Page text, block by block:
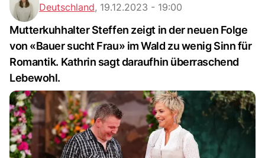
Deutschland, 19.12.2023 - 19:00
Mutterkuhhalter Steffen zeigt in der neuen Folge
von «Bauer sucht Frau» im Wald zu wenig Sinn für
Romantik. Kathrin sagt daraufhin überraschend
Lebewohl.